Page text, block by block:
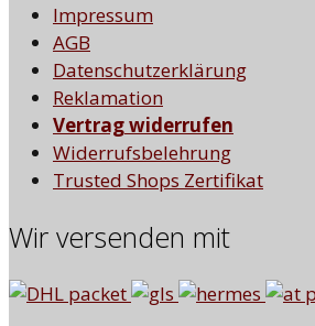
Impressum
AGB
Datenschutzerklärung
Reklamation
Vertrag widerrufen
Widerrufsbelehrung
Trusted Shops Zertifikat
Wir versenden mit